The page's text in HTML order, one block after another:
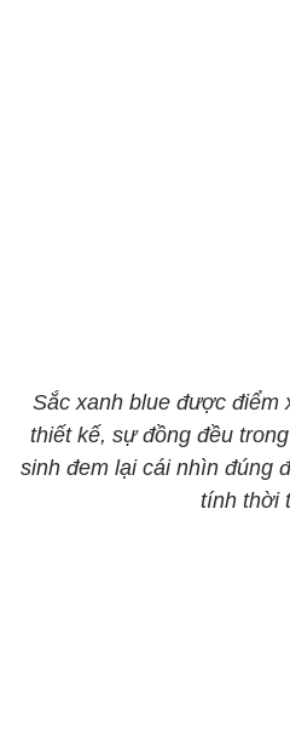
Sắc xanh blue được điểm
thiết kế, sự đồng đều
sinh đem lại cái nhìn đúng
tính thời